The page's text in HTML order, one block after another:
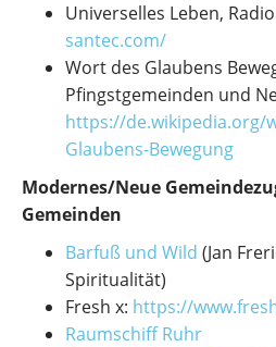
Universelles Leben,
santec.com/
Wort des Glaubens
Pfingstgemeinden und
https://de.wikipedia.org/
Glaubens-Bewegung
Modernes/Neue
Gemeinden
Barfuß und Wild (Jan
Spiritualität)
Fresh x: https://
Raumschiff Ruhr